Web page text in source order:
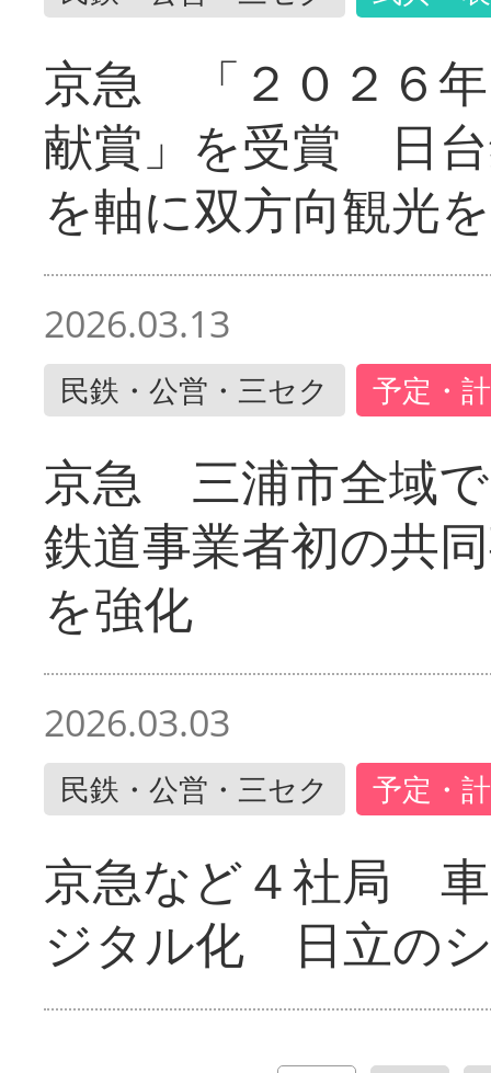
京急 「２０２６
献賞」を受賞 日
を軸に双方向観光
2026.03.13
民鉄・公営・三セク 予定・
京急 三浦市全域
鉄道事業者初の共
を強化
2026.03.03
民鉄・公営・三セク 予定・
京急など４社局
ジタル化 日立の